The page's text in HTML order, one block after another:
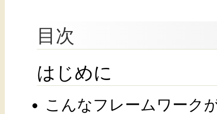
目次
はじめに
こんなフレームワーク